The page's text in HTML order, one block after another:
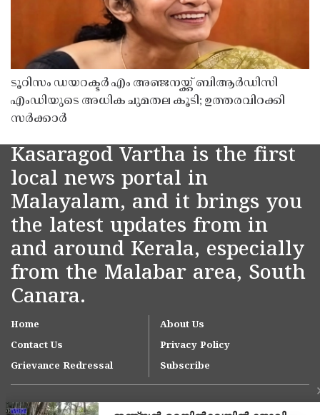
ടൂറിസം ഡയറക്ടർ എം അഞ്ജനയ്ക്ക് ബിആർഡിസി
എംഡിയുടെ അധിക ചുമതല കൂടി; ഉത്തരവിറക്കി
സർക്കാർ
Kasaragod Vartha is the first
local news portal in
Malayalam, and it brings you
the latest updates from in
and around Kerala, especially
from the Malabar area, South
Canara.
Home
About Us
Contact Us
Privacy Policy
Grievance Redressal
Subscribe